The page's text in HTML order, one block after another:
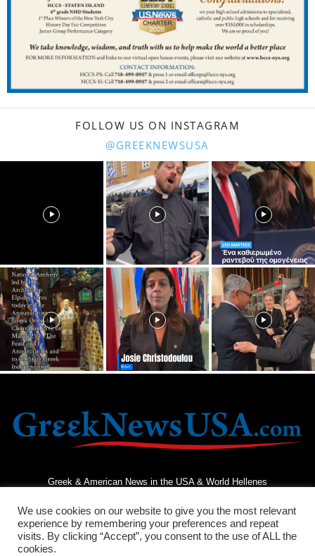
FOLLOW US ON INSTAGRAM
@GREEKNEWSUSA
Greek & American News in the USA & World Hellenes
We use cookies on our website to give you the most relevant
experience by remembering your preferences and repeat
visits. By clicking “Accept”, you consent to the use of ALL the
cookies.